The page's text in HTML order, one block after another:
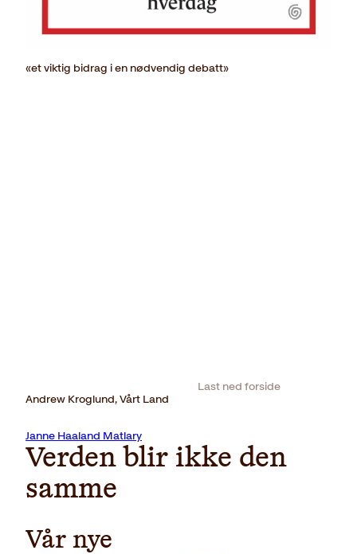
Last ned forside
«et viktig bidrag i en nødvendig debatt»
Andrew Kroglund, Vårt Land
Janne Haaland Matlary
Verden blir ikke den
samme
Vår nye